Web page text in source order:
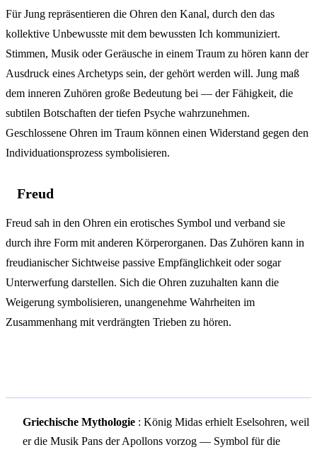
Für Jung repräsentieren die Ohren den Kanal, durch den das
kollektive Unbewusste mit dem bewussten Ich kommuniziert.
Stimmen, Musik oder Geräusche in einem Traum zu hören kann der
Ausdruck eines Archetyps sein, der gehört werden will. Jung maß
dem inneren Zuhören große Bedeutung bei — der Fähigkeit, die
subtilen Botschaften der tiefen Psyche wahrzunehmen.
Geschlossene Ohren im Traum können einen Widerstand gegen den
Individuationsprozess symbolisieren.
Freud
Freud sah in den Ohren ein erotisches Symbol und verband sie
durch ihre Form mit anderen Körperorganen. Das Zuhören kann in
freudianischer Sichtweise passive Empfänglichkeit oder sogar
Unterwerfung darstellen. Sich die Ohren zuzuhalten kann die
Weigerung symbolisieren, unangenehme Wahrheiten im
Zusammenhang mit verdrängten Trieben zu hören.
Griechische Mythologie : König Midas erhielt Eselsohren, weil
er die Musik Pans der Apollons vorzog — Symbol für die